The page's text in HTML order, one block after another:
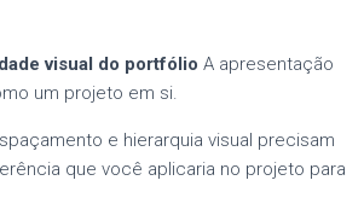
visual do portfólio A apresentação
um projeto em si.
e hierarquia visual precisam
que você aplicaria no projeto para